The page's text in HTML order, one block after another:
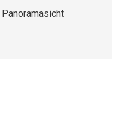
Panoramasicht